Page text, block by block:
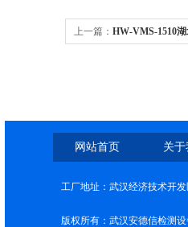
上一篇： HW-VMS-1510
网站首页 关
工厂地址：武汉经济技术开
版权所有：武汉安德信检测